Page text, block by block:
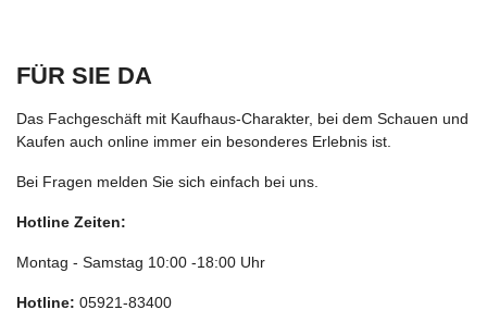
FÜR SIE DA
Das Fachgeschäft mit Kaufhaus-Charakter, bei dem Schauen und
Kaufen auch online immer ein besonderes Erlebnis ist.
Bei Fragen melden Sie sich einfach bei uns.
Hotline Zeiten:
Montag - Samstag 10:00 -18:00 Uhr
Hotline: 05921-83400